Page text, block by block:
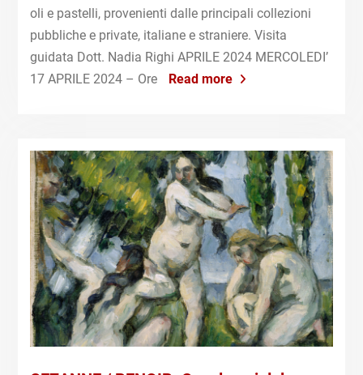
oli e pastelli, provenienti dalle principali collezioni
pubbliche e private, italiane e straniere. Visita
guidata Dott. Nadia Righi APRILE 2024 MERCOLEDI’
17 APRILE 2024 – Ore
Read more